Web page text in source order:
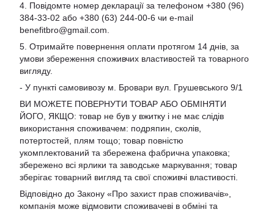
4. Повідомте номер декларації за телефоном +380 (96)
384-33-02 або +380 (63) 244-00-6 чи e-mail
benefitbro@gmail.com
5. Отримайте повернення оплати протягом 14 днів, за
умови збереження споживчих властивостей та товарного
вигляду.
- У пункті самовивозу м. Бровари вул. Грушевського 9/1
ВИ МОЖЕТЕ ПОВЕРНУТИ ТОВАР АБО ОБМІНЯТИ
ЙОГО, ЯКЩО: товар не був у вжитку і не має слідів
використання споживачем: подряпин, сколів,
потертостей, плям тощо; товар повністю
укомплектований та збережена фабрична упаковка;
збережено всі ярлики та заводське маркування; товар
зберігає товарний вигляд та свої споживчі властивості.
Відповідно до Закону «Про захист прав споживачів»,
компанія може відмовити споживачеві в обміні та